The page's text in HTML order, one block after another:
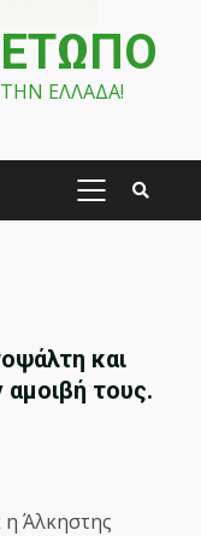
ΕΛΛΑΔΑ!
PRIMARY
και
τους.
Άλκηστης